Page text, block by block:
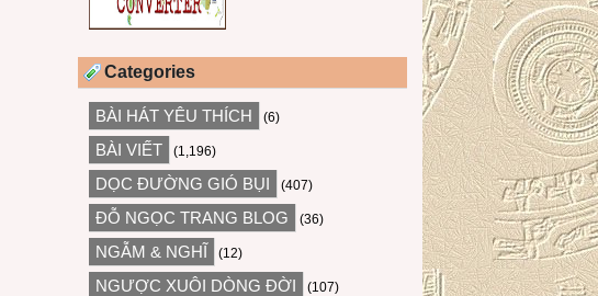
Categories
BÀI HÁT YÊU THÍCH (6)
BÀI VIẾT (1,196)
DỌC ĐƯỜNG GIÓ BỤI (407)
ĐỖ NGỌC TRANG BLOG (36)
NGẪM & NGHĨ (12)
NGƯỢC XUÔI DÒNG ĐỜI (107)